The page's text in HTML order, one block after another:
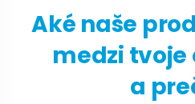
Aké naše
medzi
a